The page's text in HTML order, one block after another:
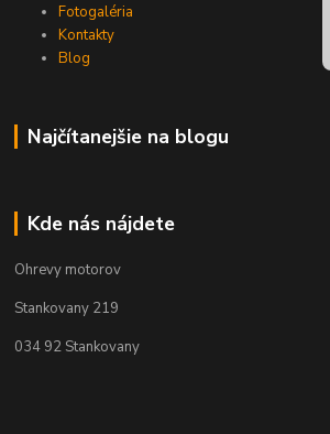
Fotogaléria
Kontakty
Blog
Najčítanejšie na blogu
Kde nás nájdete
Ohrevy motorov
Stankovany 219
034 92 Stankovany